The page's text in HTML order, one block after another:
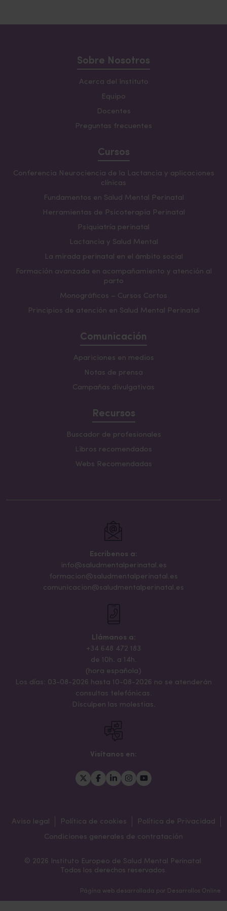
Sobre Nosotros
Acerca del Instituto
Equipo
Docentes
Preguntas frecuentes
Cursos
Conferencia Neurociencia de la Lactancia y aplicaciones
clínicas
Fundamentos en Salud Mental Perinatal
Herramientas de Psicoterapia Perinatal
Psiquiatría perinatal
Lactancia y Salud Mental
La mirada perinatal en el ámbito social
Formación avanzada en acompañamiento y atención al
parto
Monográficos – Cursos Cortos
Principios de atención en Salud Mental Perinatal
Comunicación
Apariciones en medios
Notas de prensa
Campañas divulgativas
Recursos
Buscador de profesionales
Libros recomendados
Webs Recomendadas
Escribenos a:
info@saludmentalperinatal.es
formacion@saludmentalperinatal.es
comunicacion@saludmentalperinatal.es
Llámanos a:
+34 648 472 183
de 10h. a 14h.
(hora española)
Los días: 03-08-2026 hasta 10-08-2026 no se atenderán
consultas telefónicas.
Disculpen las molestias.
Visítanos en:
Aviso legal Política de cookies
Política de Privacidad
Condiciones generales de contratación
© 2026 Instituto Europeo de Salud Mental Perinatal.
Todos los derechos reservados.
Página web desarrollada por Desarrollos Online